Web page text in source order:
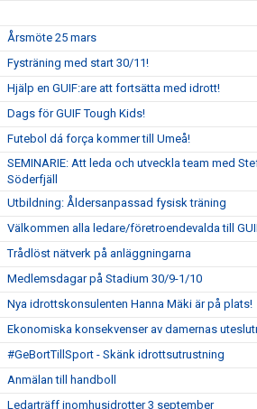
Årsmöte 25 mars
Fysträning med start 30/11!
Hjälp en GUIF:are att fortsätta med idrott!
Dags för GUIF Tough Kids!
Futebol dá força kommer till Umeå!
SEMINARIE: Att leda och utveckla team med
Söderfjäll
Utbildning: Åldersanpassad fysisk träning
Välkommen alla ledare/företroendevalda till
Trådlöst nätverk på anläggningarna
Medlemsdagar på Stadium 30/9-1/10
Nya idrottskonsulenten Hanna Mäki är på plats!
Ekonomiska konsekvenser av damernas
#GeBortTillSport - Skänk idrottsutrustning
Anmälan till handboll
Ledarträff inomhusidrotter 3 september